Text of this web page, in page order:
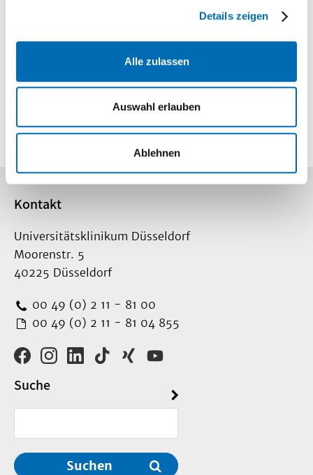
Details zeigen
Alle zulassen
Auswahl erlauben
Ablehnen
Lageplan
Kontakt
Universitätsklinikum Düsseldorf
Moorenstr. 5
40225 Düsseldorf
00 49 (0) 2 11 - 81 00
00 49 (0) 2 11 - 81 04 855
Suche
Suchen